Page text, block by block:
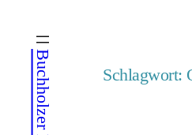
Inhalt
springen
Buchholzer Liste Schlagwort: